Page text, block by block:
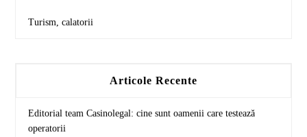
Turism, calatorii
Articole Recente
Editorial team Casinolegal: cine sunt oamenii care testează
operatorii